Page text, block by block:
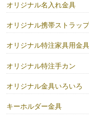
オリジナル名入れ金具
オリジナル携帯ストラッ
オリジナル特注家具用金具
オリジナル特注手カン
オリジナル金具いろいろ
キーホルダー金具